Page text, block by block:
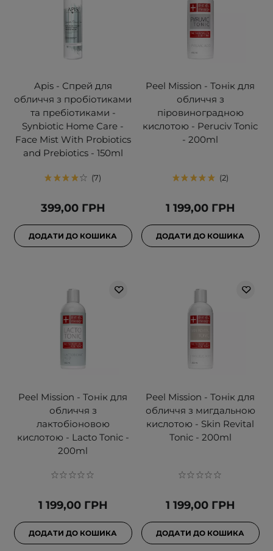
Apis - Спрей для
обличчя з пробіотиками
та пребіотиками -
Synbiotic Home Care -
Face Mist With Probiotics
and Prebiotics - 150ml
7
399,00 ГРН
ДОДАТИ ДО КОШИКА
Peel Mission - Тонік для
обличчя з
піровиноградною
кислотою - Peruciv Tonic
- 200ml
2
1 199,00 ГРН
ДОДАТИ ДО КОШИКА
Peel Mission - Тонік для
обличчя з
лактобіоновою
кислотою - Lacto Tonic -
200ml
1 199,00 ГРН
ДОДАТИ ДО КОШИКА
Peel Mission - Тонік для
обличчя з мигдальною
кислотою - Skin Revital
Tonic - 200ml
1 199,00 ГРН
ДОДАТИ ДО КОШИКА